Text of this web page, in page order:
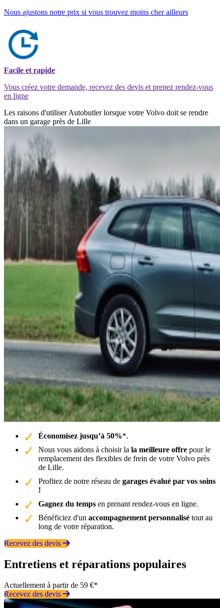
Nous ajustons notre prix si vous trouvez moins cher ailleurs
Facile et rapide
Vous créez votre demande, recevez des devis et prenez rendez-vous
en ligne
Les raisons d'utiliser Autobutler lorsque votre Volvo doit se rendre
dans un garage près de Lille
Économisez jusqu’à 50%*.
Nous vous aidons à choisir la la meilleure offre pour le
remplacement des flexibles de frein de votre Volvo près
de Lille.
Profitez de notre réseau de garages évalué par vos soins
!
Gagnez du temps en prenant rendez-vous en ligne.
Bénéficiez d'un accompagnement personnalisé tout au
long de votre réparation.
Recevez des devis
Entretiens et réparations populaires
Actuellement à partir de 59 €*
Recevez des devis